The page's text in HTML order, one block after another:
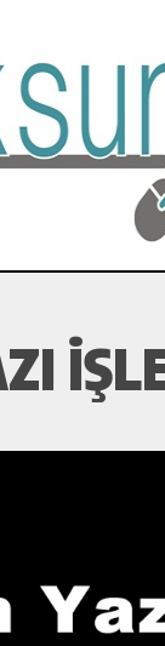
Sona Doğru.